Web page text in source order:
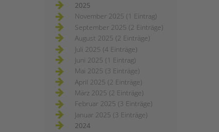
2025
November 2025 (1 Eintrag)
September 2025 (2 Einträge)
August 2025 (2 Einträge)
Juli 2025 (4 Einträge)
Juni 2025 (1 Eintrag)
Mai 2025 (3 Einträge)
April 2025 (2 Einträge)
März 2025 (2 Einträge)
Februar 2025 (3 Einträge)
Januar 2025 (3 Einträge)
2024